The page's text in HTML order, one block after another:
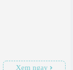
Xem ngay